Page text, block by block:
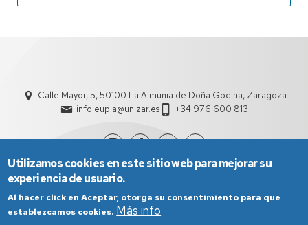
Calle Mayor, 5, 50100 La Almunia de Doña Godina, Zaragoza
info.eupla@unizar.es
+34 976 600 813
Utilizamos cookies en este sitio web para mejorar su
experiencia de usuario.
Al hacer click en Aceptar, otorga su consentimiento para que
establezcamos cookies. Más info